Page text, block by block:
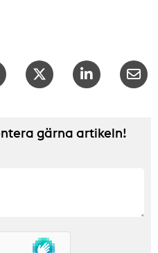
gärna artikeln!